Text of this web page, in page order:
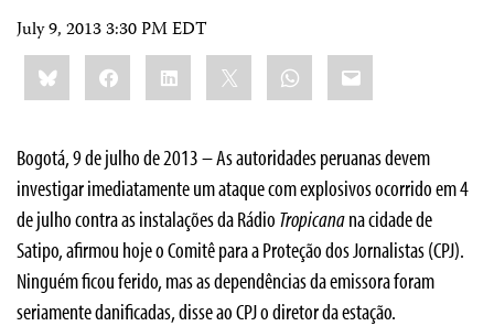
July 9, 2013 3:30 PM EDT
Share
this:BlueskyFacebookLinkedIn WhatsApp
Email
Bogotá, 9 de julho de 2013 – As autoridades peruanas devem
investigar imediatamente um ataque com explosivos ocorrido em 4
de julho contra as instalações da Rádio Tropicanana cidade de
Satipo, afirmou hoje o Comitê para a Proteção dos Jornalistas (CPJ).
Ninguém ficou ferido, mas as dependências da emissora foram
seriamente danificadas, disse ao CPJ o diretor da estação.